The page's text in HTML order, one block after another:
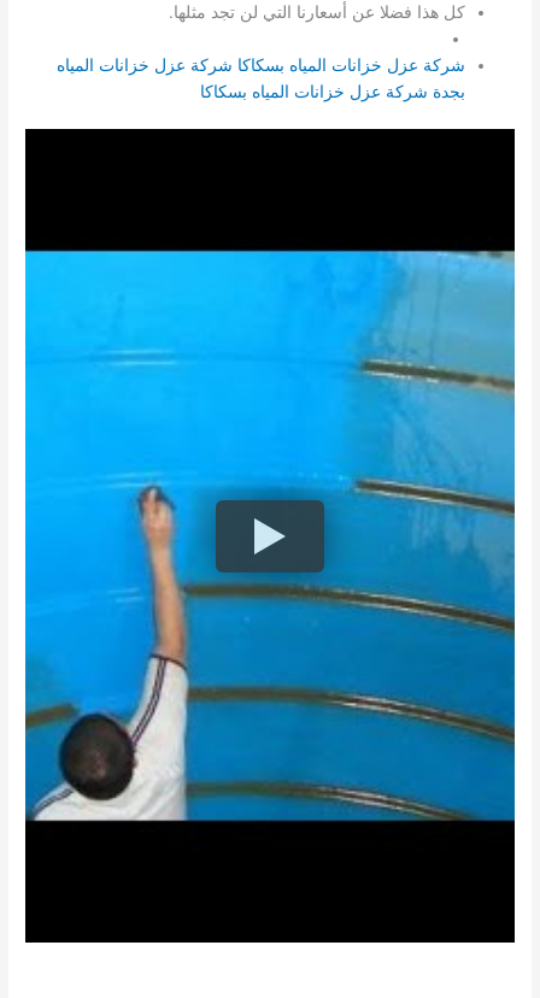
كل هذا فضلا عن أسعارنا التي لن تجد مثلها.
شركة عزل خزانات المياه بسكاكا شركة عزل خزانات المياه
بجدة شركة عزل خزانات المياه بسكاكا